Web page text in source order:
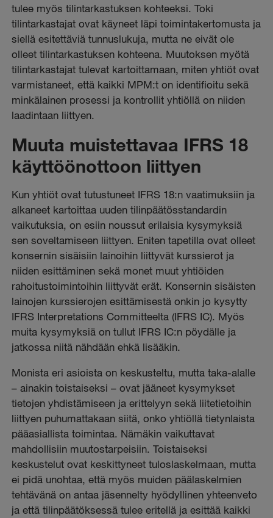
tulee myös tilintarkastuksen kohteeksi. Toki
tilintarkastajat ovat käyneet läpi toimintakertomusta ja
siellä esitettäviä tunnuslukuja, mutta ne eivät ole
olleet tilintarkastuksen kohteena. Muutoksen myötä
tilintarkastajat tulevat kartoittamaan, miten yhtiöt ovat
varmistaneet, että kaikki MPM:t on identifioitu sekä
minkälainen prosessi ja kontrollit yhtiöllä on niiden
laadintaan liittyen.
Muuta muistettavaa IFRS 18
käyttöönottoon liittyen
Kun yhtiöt ovat tutustuneet IFRS 18:n vaatimuksiin ja
alkaneet kartoittaa uuden tilinpäätösstandardin
vaikutuksia, on esiin noussut erilaisia kysymyksiä
sen soveltamiseen liittyen. Eniten tapetilla ovat olleet
konsernin sisäisiin lainoihin liittyvät kurssierot ja
niiden esittäminen sekä monet muut yhtiöiden
rahoitustoimintoihin liittyvät erät. Konsernin sisäisten
lainojen kurssierojen esittämisestä onkin jo kysytty
IFRS Interpretations Committeelta (IFRS IC). Myös
muita kysymyksiä on tullut IFRS IC:n pöydälle ja
jatkossa niitä nähdään ehkä lisääkin.
Monista eri asioista on keskusteltu, mutta taka-alalle
– ainakin toistaiseksi – ovat jääneet kysymykset
tietojen yhdistämiseen ja erittelyyn sekä liitetietoihin
liittyen puhumattakaan siitä, onko yhtiöllä tietynlaista
pääasiallista toimintaa. Nämäkin vaikuttavat
mahdollisiin muutostarpeisiin. Toistaiseksi
keskustelut ovat keskittyneet tuloslaskelmaan, mutta
ei pidä unohtaa, että myös muiden päälaskelmien
tehtävänä on antaa jäsennelty hyödyllinen yhteenveto
ja että tilinpäätöksessä tulee eritellä ja esittää kaikki